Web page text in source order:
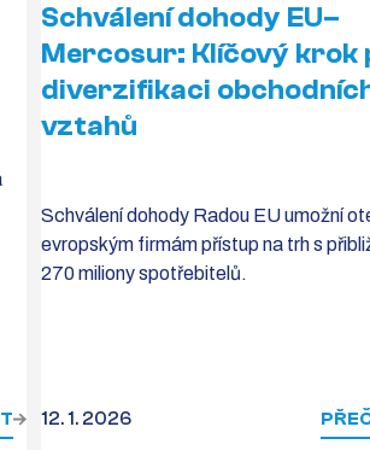
Schválení dohody EU–
Mercosur: Klíčový krok
diverzifikaci
vztahů
Schválení dohody Radou EU umožní
evropským firmám přístup na trh s
270 miliony spotřebitelů.
12. 1. 2026